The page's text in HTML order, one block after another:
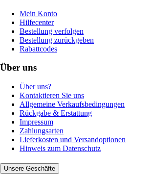
Mein Konto
Hilfecenter
Bestellung verfolgen
Bestellung zurückgeben
Rabattcodes
Über uns
Über uns?
Kontaktieren Sie uns
Allgemeine Verkaufsbedingungen
Rückgabe & Erstattung
Impressum
Zahlungsarten
Lieferkosten und Versandoptionen
Hinweis zum Datenschutz
Unsere Geschäfte